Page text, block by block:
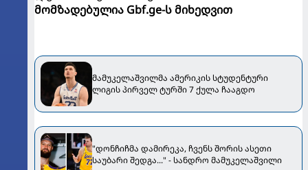
მომზადებულია Gbf.ge-ს მიხედვით
მამუკელაშვილმა ამერიკის სტუდენტური
ლიგის პირველ ტურში 7 ქულა ჩააგდო
"დონჩიჩმა დამირეკა, ჩვენს შორის ასეთი
საუბარი შედგა..." - სანდრო მამუკელაშვილი